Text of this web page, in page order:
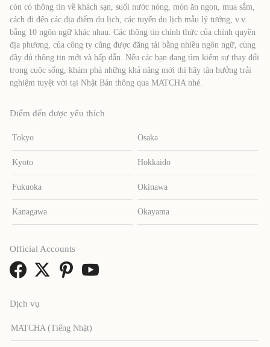
còn có thông tin về khách sạn, suối nước nóng, món ăn ngon, mua sắm,
cách đi đến các địa điểm du lịch, các tuyến du lịch mẫu lý tưởng, v.v.
bằng 10 ngôn ngữ khác nhau. Các thông tin chính thức của chính quyền
địa phương, của công ty cũng được đăng tải bằng nhiều ngôn ngữ, cùng
đầy đủ thông tin mới và hấp dẫn. Nếu các bạn đang tìm kiếm sự thay đổi
trong cuộc sống, khám phá những khả năng mới thì hãy tận hưởng trải
nghiệm tuyệt vời tại Nhật Bản thông qua MATCHA nhé.
Điểm đến được yêu thích
Tokyo Osaka
Kyoto Hokkaido
Fukuoka Okinawa
Kanagawa Okayama
Dịch vụ
MATCHA (Tiếng Nhật)
Official Accounts